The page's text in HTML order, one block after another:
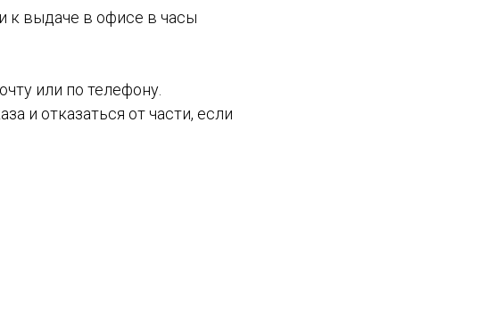
к выдаче в офисе в часы
или по телефону.
и отказаться от части, если